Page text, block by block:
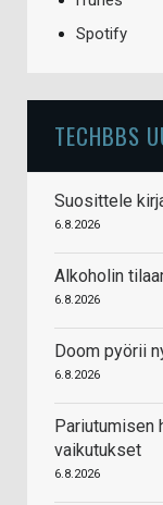
Spotify
TECHBBS
Suosittele
6.8.2026
Alkoholin
6.8.2026
Doom pyörii
6.8.2026
Pariutumisen
vaikutukset
6.8.2026